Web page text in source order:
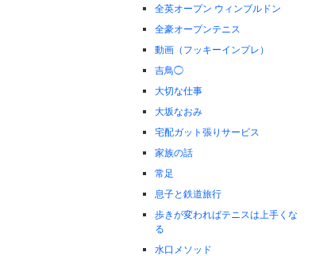
全英オープン ウィンブルドン
全豪オープンテニス
動画（フッキーインプレ）
吉鳥◯
大切な仕事
大坂なおみ
宅配ガット張りサービス
家族の話
常足
息子と鉄道旅行
歩きが変わればテニスは上手くな
る
水口メソッド